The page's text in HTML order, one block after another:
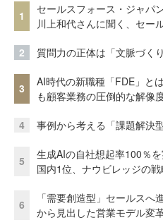
1
セールスフォース・ジャパ
川上和代さんに聞く、セー
2 質問力の正体は「文脈づく
3
AI時代の新職種「FDE」と
も顧客業務の圧倒的な解像
4 事例から考える「課題解決
5
生成AIの自社想起率100％
国内1位、ナウビレッジの
6
「需要創造型」セールス
から見出した営業モデル変